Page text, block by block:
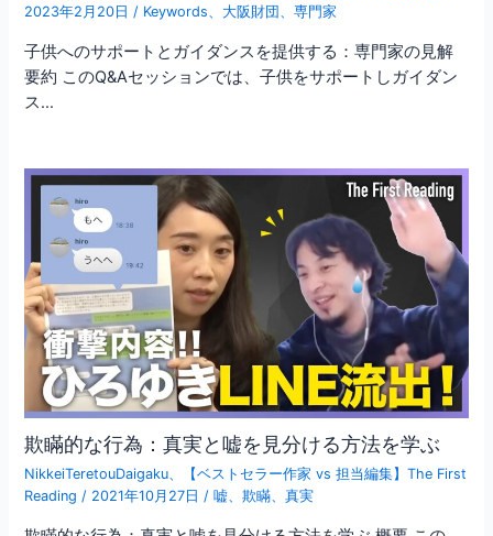
2023年2月20日 / Keywords、 大阪財団 、専門家
子供へのサポートとガイダンスを提供する：専門家の見解
要約 このQ&Aセッションでは、子供をサポートしガイダン
ス…
欺瞞的な行為：真実と嘘を見分ける方法を学ぶ
NikkeiTeretouDaigaku、
【ベストセラー作家 vs 担当編集】The First
Reading / 2021年10月27日 /嘘、欺瞞、真実